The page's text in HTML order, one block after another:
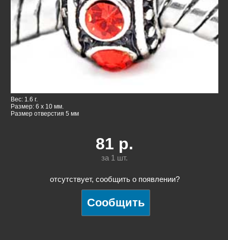
Вес: 1.6 г.
Размер: 6 x 10 мм.
Размер отверстия 5 мм
81 р.
за 1 шт.
отсутствует, сообщить о появлении?